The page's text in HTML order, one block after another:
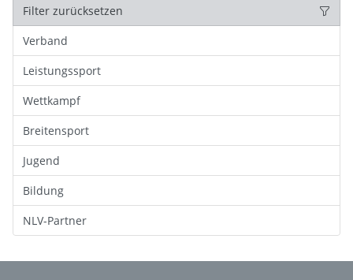
Filter zurücksetzen
Verband
Leistungssport
Wettkampf
Breitensport
Jugend
Bildung
NLV-Partner